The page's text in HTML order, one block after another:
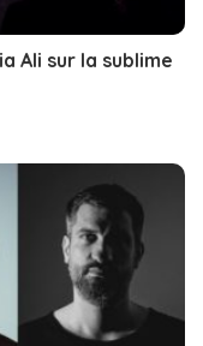
Ali sur la sublime